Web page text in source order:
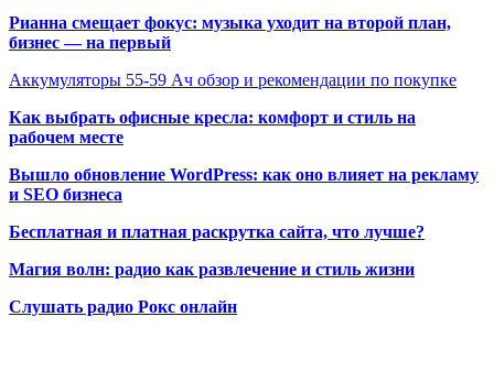
Рианна смещает фокус: музыка уходит на второй план,
бизнес — на первый
Аккумуляторы 55-59 Ач обзор и рекомендации по покупке
Как выбрать офисные кресла: комфорт и стиль на
рабочем месте
Вышло обновление WordPress: как оно влияет на рекламу
и SEO бизнеса
Бесплатная и платная раскрутка сайта, что лучше?
Магия волн: радио как развлечение и стиль жизни
Слушать радио Рокс онлайн